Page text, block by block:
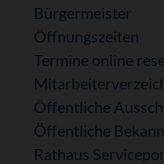
überspringen
Bürgermeister
Öffnungszeiten
Termine online
Öffentliche
Öffentliche
Rathaus